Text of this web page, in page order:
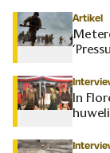
Artikel
In